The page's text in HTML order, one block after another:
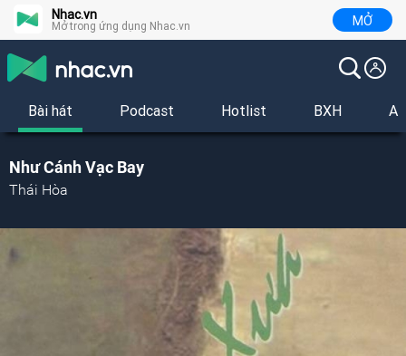
Nhac.vn
Mở trong ứng dụng Nhac.vn MỞ
Bài hát Podcast Hotlist BXH
Như Cánh Vạc Bay
Thái Hòa